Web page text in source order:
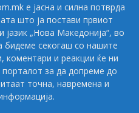
е јасна и силна потврда
што ја постави првиот
јазик „Нова Македонија“, во
бидеме секогаш со нашите
коментари и реакции ќе ни
за да допреме до
точна, навремена и